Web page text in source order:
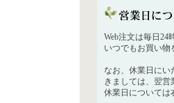
Web注文は毎日24
いつでもお買い物
なお、休業日にい
きましては、翌
休業日については